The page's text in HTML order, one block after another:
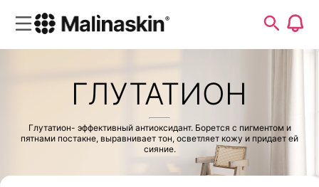
ГЛУТАТИОН
Глутатион- эффективный антиоксидант. Борется с пигментом и
пятнами постакне, выравнивает тон, осветляет кожу и придает ей
сияние.